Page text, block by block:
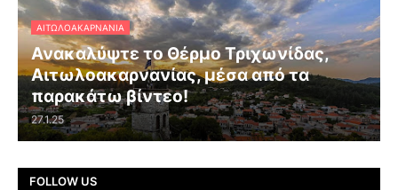
ΑΙΤΩΛΟΑΚΑΡΝΑΝΊΑ
Ανακαλύψτε το Θέρμο Τριχωνίδας,
Αιτωλοακαρνανίας, μέσα από τα
παρακάτω βίντεο!
27.1.25
FOLLOW US